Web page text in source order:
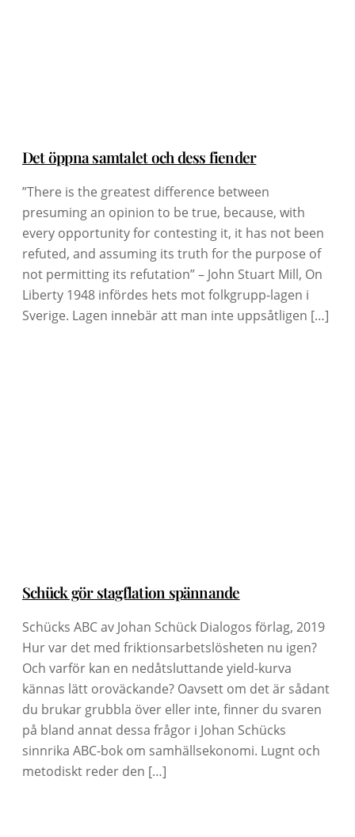
Det öppna samtalet och dess fiender
”There is the greatest difference between
presuming an opinion to be true, because, with
every opportunity for contesting it, it has not been
refuted, and assuming its truth for the purpose of
not permitting its refutation” – John Stuart Mill, On
Liberty 1948 infördes hets mot folkgrupp-lagen i
Sverige. Lagen innebär att man inte uppsåtligen […]
Schück gör stagflation spännande
Schücks ABC av Johan Schück Dialogos förlag, 2019
Hur var det med friktionsarbetslösheten nu igen?
Och varför kan en nedåtsluttande yield-kurva
kännas lätt oroväckande? Oavsett om det är sådant
du brukar grubbla över eller inte, finner du svaren
på bland annat dessa frågor i Johan Schücks
sinnrika ABC-bok om samhällsekonomi. Lugnt och
metodiskt reder den […]